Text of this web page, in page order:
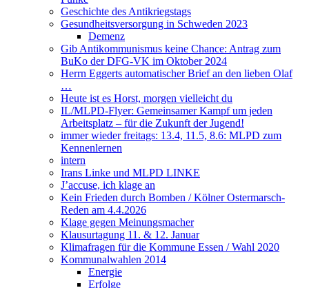
Geschichte des Antikriegstags
Gesundheitsversorgung in Schweden 2023
Demenz
Gib Antikommunismus keine Chance: Antrag zum
BuKo der DFG-VK im Oktober 2024
Herrn Eggerts automatischer Brief an den lieben Olaf
…
Heute ist es Horst, morgen vielleicht du
IL/MLPD-Flyer: Gemeinsamer Kampf um jeden
Arbeitsplatz – für die Zukunft der Jugend!
immer wieder freitags: 13.4, 11.5, 8.6: MLPD zum
Kennenlernen
intern
Irans Linke und MLPD LINKE
J’accuse, ich klage an
Kein Frieden durch Bomben / Kölner Ostermarsch-
Reden am 4.4.2026
Klage gegen Meinungsmacher
Klausurtagung 11. & 12. Januar
Klimafragen für die Kommune Essen / Wahl 2020
Kommunalwahlen 2014
Energie
Erfolge